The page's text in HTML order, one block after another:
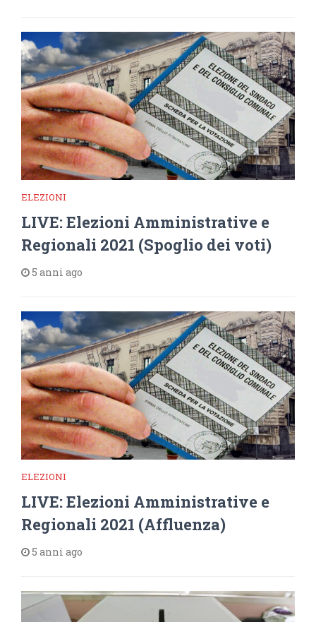
ELEZIONI
LIVE: Elezioni Amministrative e
Regionali 2021 (Spoglio dei voti)
5 anni ago
ELEZIONI
LIVE: Elezioni Amministrative e
Regionali 2021 (Affluenza)
5 anni ago